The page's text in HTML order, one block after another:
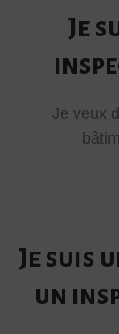
Je
Je veux
Je suis
un